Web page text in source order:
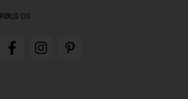
FØLG OS